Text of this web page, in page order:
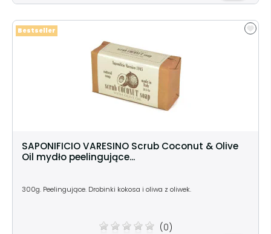
SAPONIFICIO VARESINO Scrub Coconut & Olive
Oil mydło peelingujące...
300g. Peelingujące. Drobinki kokosa i oliwa z oliwek.
(0)
Bestseller